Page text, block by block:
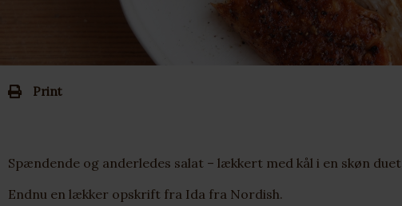
Print
Spændende og anderledes salat – lækkert med kål i en skøn
Endnu en lækker opskrift fra Ida fra Nordish.